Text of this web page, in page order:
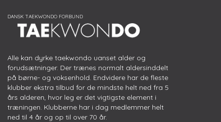
Alle kan dyrke taekwondo uanset alder og
forudsætninger. Der trænes normalt aldersinddelt
på børne- og voksenhold. Endvidere har de fleste
klubber ekstra tilbud for de mindste helt ned fra 5
års alderen, hvor leg er det vigtigste element i
træningen. Klubberne har i dag medlemmer helt
ned til 4 år og op til over 70 år.